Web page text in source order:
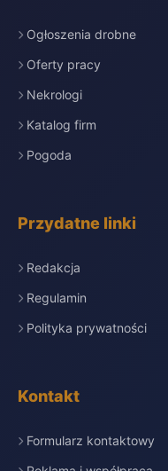
Ogłoszenia drobne
Oferty pracy
Nekrologi
Katalog firm
Pogoda
Przydatne linki
Redakcja
Regulamin
Polityka prywatności
Kontakt
Formularz kontaktowy